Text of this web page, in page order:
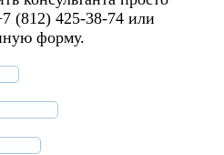
(812) 425-38-74 или
форму.